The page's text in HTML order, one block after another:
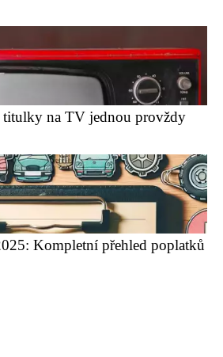
titulky na TV jednou provždy
Kompletní přehled poplatků